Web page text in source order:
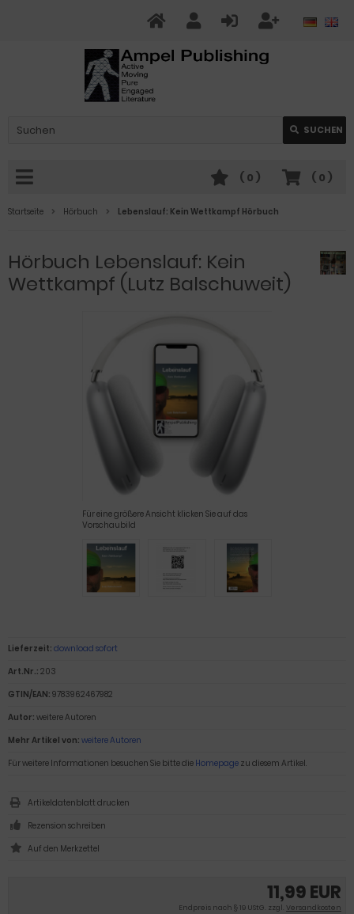
SUCHEN
( 0 )
( 0 )
Startseite Hörbuch Lebenslauf: Kein Wettkampf Hörbuch
Hörbuch Lebenslauf: Kein
Wettkampf (Lutz Balschuweit)
Für eine größere Ansicht klicken Sie auf das
Vorschaubild
11,99 EUR
Endpreis nach § 19 UStG. zzgl. Versandkosten
Lieferzeit: download sofort
Art.Nr.: 203
GTIN/EAN: 9783962467982
Autor: weitere Autoren
Mehr Artikel von: weitere Autoren
Für weitere Informationen besuchen Sie bitte die Homepage zu diesem Artikel.
Artikeldatenblatt drucken
Rezension schreiben